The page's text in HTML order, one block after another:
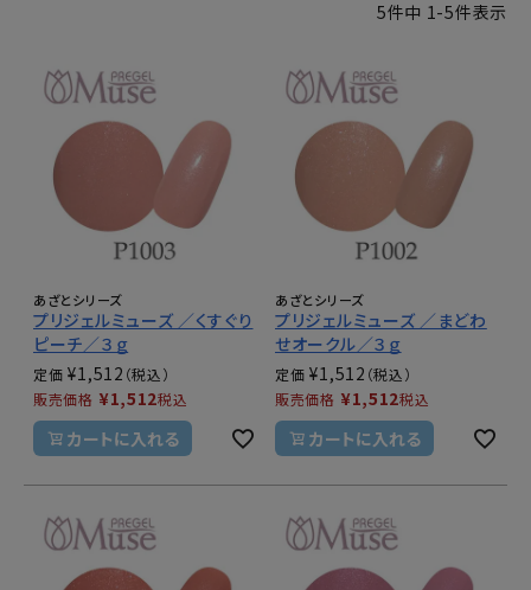
5件中 1-5件表示
あざとシリーズ
プリジェルミューズ ／くすぐり
ピーチ／３ｇ
定価 ¥1,512
販売価格 ¥1,512税込
カートに入れる
あざとシリーズ
プリジェルミューズ ／まどわ
せオークル／３ｇ
定価 ¥1,512
販売価格 ¥1,512税込
カートに入れる